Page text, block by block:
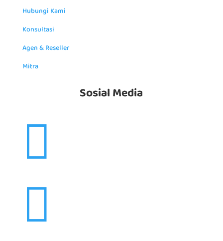
Hubungi Kami
Konsultasi
Agen & Reseller
Mitra
Sosial Media

